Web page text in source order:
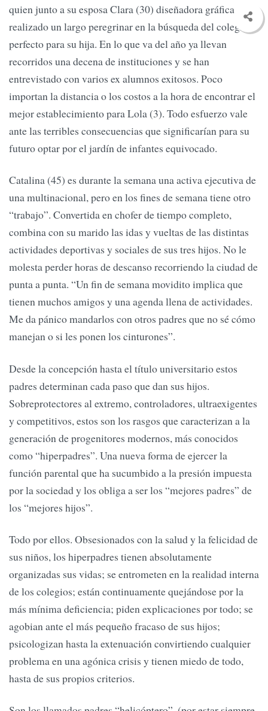
quien junto a su esposa Clara (30) diseñadora gráfica, han
realizado un largo peregrinar en la búsqueda del colegio
perfecto para su hija. En lo que va del año ya llevan
recorridos una decena de instituciones y se han
entrevistado con varios ex alumnos exitosos. Poco
importan la distancia o los costos a la hora de encontrar el
mejor establecimiento para Lola (3). Todo esfuerzo vale
ante las terribles consecuencias que significarían para su
futuro optar por el jardín de infantes equivocado.
Catalina (45) es durante la semana una activa ejecutiva de
una multinacional, pero en los fines de semana tiene otro
“trabajo”. Convertida en chofer de tiempo completo,
combina con su marido las idas y vueltas de las distintas
actividades deportivas y sociales de sus tres hijos. No le
molesta perder horas de descanso recorriendo la ciudad de
punta a punta. “Un fin de semana movidito implica que
tienen muchos amigos y una agenda llena de actividades.
Me da pánico mandarlos con otros padres que no sé cómo
manejan o si les ponen los cinturones”.
Desde la concepción hasta el título universitario estos
padres determinan cada paso que dan sus hijos.
Sobreprotectores al extremo, controladores, ultraexigentes
y competitivos, estos son los rasgos que caracterizan a la
generación de progenitores modernos, más conocidos
como “hiperpadres”. Una nueva forma de ejercer la
función parental que ha sucumbido a la presión impuesta
por la sociedad y los obliga a ser los “mejores padres” de
los “mejores hijos”.
Todo por ellos. Obsesionados con la salud y la felicidad de
sus niños, los hiperpadres tienen absolutamente
organizadas sus vidas; se entrometen en la realidad interna
de los colegios; están continuamente quejándose por la
más mínima deficiencia; piden explicaciones por todo; se
agobian ante el más pequeño fracaso de sus hijos;
psicologizan hasta la extenuación convirtiendo cualquier
problema en una agónica crisis y tienen miedo de todo,
hasta de sus propios criterios.